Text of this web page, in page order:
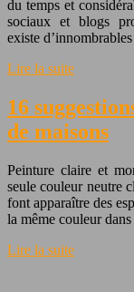
du temps et
sociaux et blogs
existe
Lire la suite
16
de maisons
Peinture claire et
seule couleur neutre
font apparaître des
la même couleur
Lire la suite